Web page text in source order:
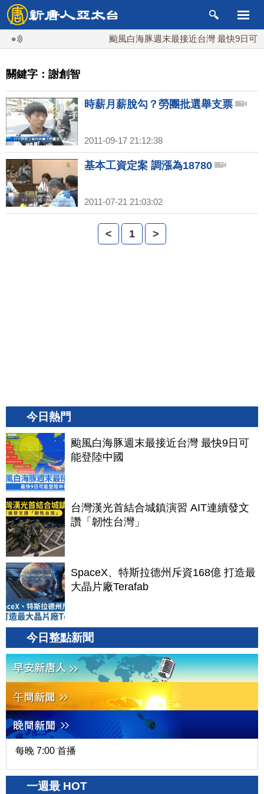
颱風白海豚週末最接近台灣 最快9日可能
關鍵字：謝創智
時薪月薪脫勾？勞團批選舉支票
2011-09-17 21:12:38
基本工資定案 調漲為18780
2011-07-21 21:03:02
< 1 >
今日熱門
颱風白海豚週末最接近台灣 最快9日可
能登陸中國
台灣漢光首結合城鎮演習 AIT連續發文
讚「韌性台灣」
SpaceX、特斯拉德州斥資168億 打造最
大晶片廠Terafab
今日整點新聞
每晚 7:00 首播
一週最 HOT